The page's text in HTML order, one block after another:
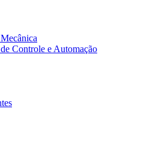
Controle e Automação